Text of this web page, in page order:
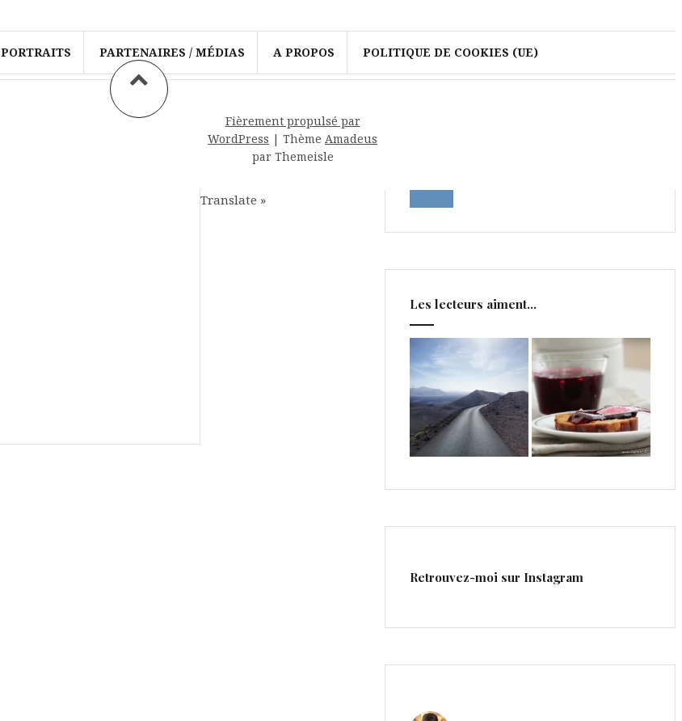
PORTRAITS PARTENAIRES / MÉDIAS A PROPOS POLITIQUE DE COOKIES (UE)
Les lecteurs aiment…
Retrouvez-moi sur Instagram
Fièrement propulsé par
WordPress | Thème Amadeus
par Themeisle
Translate »